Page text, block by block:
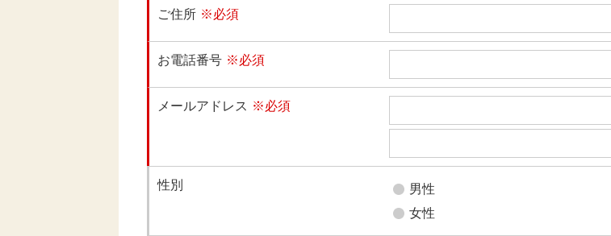
ご住所 ※必須
お電話番号 ※必須
メールアドレス ※必須
性別
男性
女性